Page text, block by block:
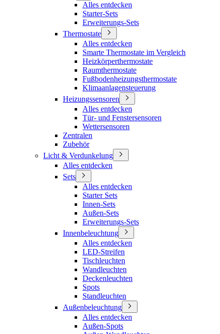
Alles entdecken
Starter-Sets
Erweiterungs-Sets
Thermostate
Alles entdecken
Smarte Thermostate im Vergleich
Heizkörperthermostate
Raumthermostate
Fußbodenheizungsthermostate
Klimaanlagensteuerung
Heizungssensoren
Alles entdecken
Tür- und Fenstersensoren
Wettersensoren
Zentralen
Zubehör
Licht & Verdunkelung
Alles entdecken
Sets
Alles entdecken
Starter Sets
Innen-Sets
Außen-Sets
Erweiterungs-Sets
Innenbeleuchtung
Alles entdecken
LED-Streifen
Tischleuchten
Wandleuchten
Deckenleuchten
Spots
Standleuchten
Außenbeleuchtung
Alles entdecken
Außen-Spots